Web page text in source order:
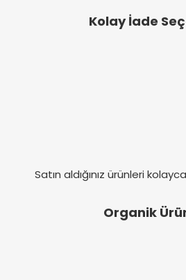
Kolay İade
Satın aldığınız ürünleri
Organik